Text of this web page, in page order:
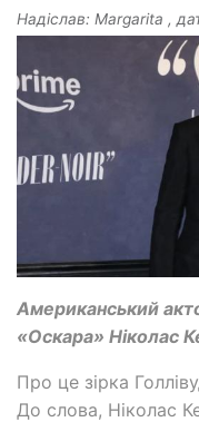
Надіслав: Margarita ,
Американський
«Оскара» Ніколас
Про це зірка
До слова, Ніколас